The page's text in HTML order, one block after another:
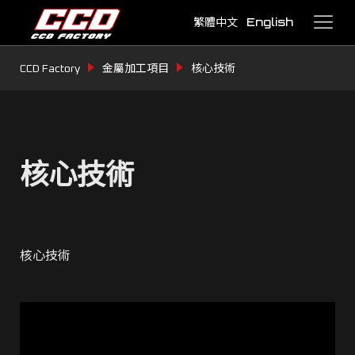
繁體中文 English
CCD Factory 金屬加工項目 核心技術
核心技術
核心技術